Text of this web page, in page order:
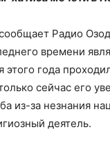
Радио
времени
этого года
сейчас его
из-за незнания
деятель.